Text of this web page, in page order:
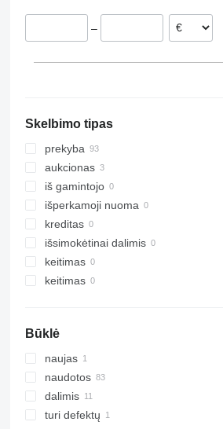
Rumunija
Nyderlandai
–
Skelbimo tipas
prekyba
aukcionas
iš gamintojo
išperkamoji nuoma
kreditas
išsimokėtinai dalimis
keitimas
keitimas
Būklė
naujas
naudotos
dalimis
turi defektų